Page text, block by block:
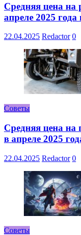
Средняя цена
апреле 2025
22.04.2025 Redactor 0
Советы
Средняя цена на
в апреле 2025
22.04.2025 Redactor 0
Советы